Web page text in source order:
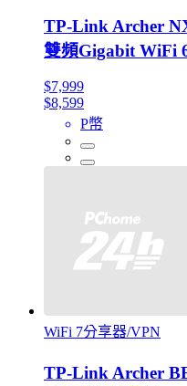
TP-Link Archer
雙頻Gigabit WiFi
$7,999
$8,599
P幣
WiFi 7分享器/VPN
TP-Link Archer